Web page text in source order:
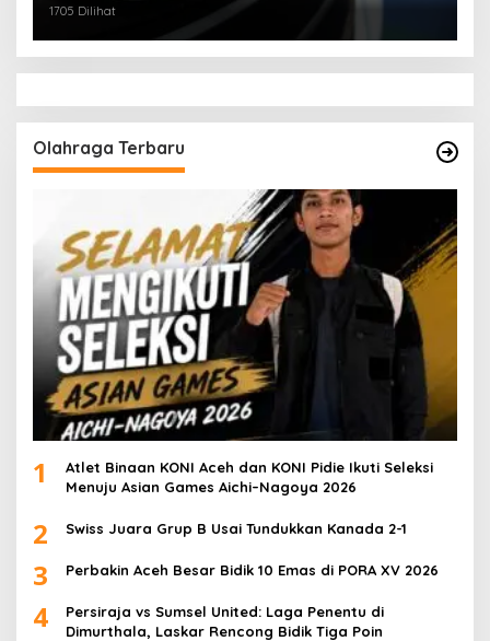
1705 Dilihat
Olahraga Terbaru
1
Atlet Binaan KONI Aceh dan KONI Pidie Ikuti Seleksi
Menuju Asian Games Aichi–Nagoya 2026
2 Swiss Juara Grup B Usai Tundukkan Kanada 2-1
3 Perbakin Aceh Besar Bidik 10 Emas di PORA XV 2026
4
Persiraja vs Sumsel United: Laga Penentu di
Dimurthala, Laskar Rencong Bidik Tiga Poin